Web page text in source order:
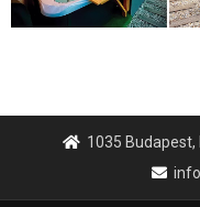
1035 Budapest,